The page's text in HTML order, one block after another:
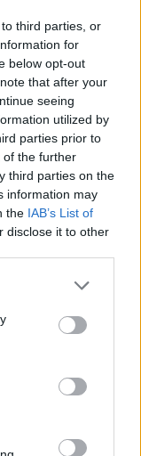
third parties, or
for
below opt-out
that after your
seeing
utilized by
parties prior to
of the further
third parties on the
information may
the IAB’s List of
disclose it to other
or more Google
You may click to
party tags to
in below Google
a
két
magasabb
nem
nem sütünk
csak be se
Pancho